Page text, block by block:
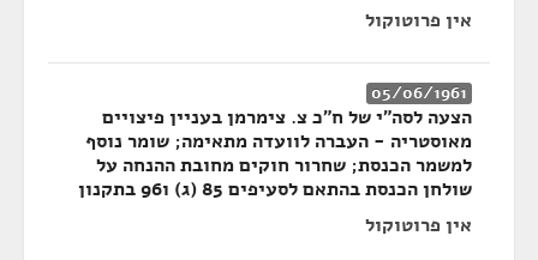
אין פרוטוקול
05/06/1961
הצעה לסה"י של ח"כ צ. צימרמן בעניין פיצויים
מאוסטריה - העברה לוועדה מתאימה; שומר נוסף
למשמר הכנסת; שחרור חוקים מחובת ההנחה על
שולחן הכנסת בהתאם לסעיפים 85 (ג) ו96 בתקנון
אין פרוטוקול